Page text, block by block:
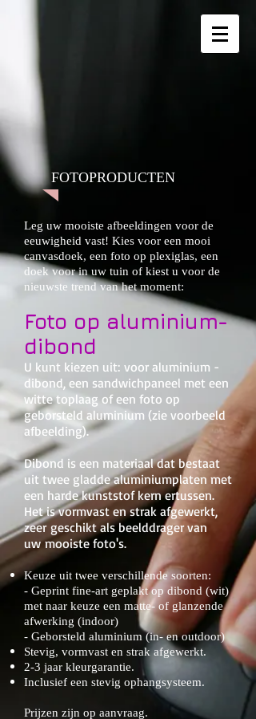
FOTOPRODUCTEN
Leg uw mooiste afbeeldingen voor de
eeuwigheid vast! Kies voor een mooi
canvasdoek, een foto op plexiglas, een
doek voor in uw tuin of kiest u voor de
nieuwste trend van het moment:
Foto op aluminium-
dibond
U kunt kiezen uit: voor aluminium -
dibond, een sandwichpaneel met een
witte toplaag of een foto op
geborsteld aluminium (zie voorbeeld
afbeelding).
Dibond is een materiaal dat bestaat
uit twee gladde aluminiumplaten met
een harde kunststof kern ertussen.
Het is vormvast en strak afgewerkt,
zeer geschikt als beelddrager van
uw mooiste foto's.
Keuze uit twee verschillende soorten:
- Geprint fine-art geplakt op dibond (wit)
met naar keuze een matte- of glanzende
afwerking (indoor)
- Geborsteld aluminium (in- en outdoor)
Stevig, vormvast en strak afgewerkt.
2-3 jaar kleurgarantie.
Inclusief een stevig ophangsysteem.
Prijzen zijn op aanvraag.